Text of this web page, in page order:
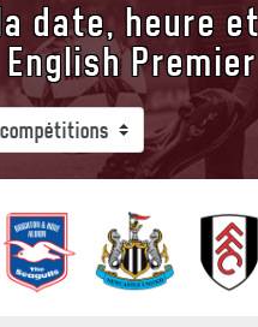
date, heure